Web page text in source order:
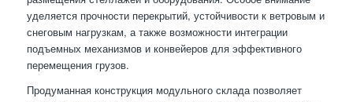
уделяется прочности перекрытий, устойчивости к ветровым и
снеговым нагрузкам, а также возможности интеграции
подъемных механизмов и конвейеров для эффективного
перемещения грузов.
Продуманная конструкция модульного склада позволяет